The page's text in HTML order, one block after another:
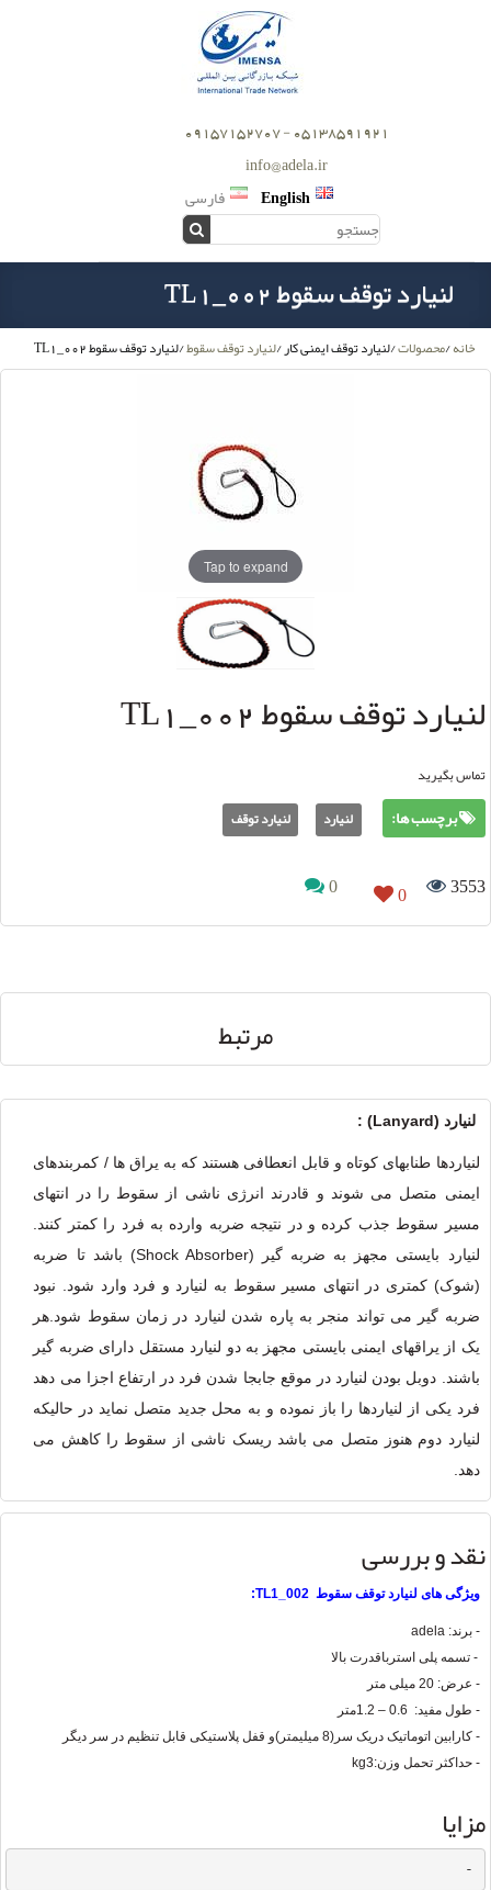
05138591921 - 09157152707
info@adela.ir
English
فارسی
لنیارد توقف سقوط TL1_002
خانه/محصولات/لنیارد توقف ایمنی کار/لنیارد توقف سقوط/لنیارد توقف سقوط TL1_002
Tap to expand
لنیارد توقف سقوط TL1_002
تماس بگیرید
برچسب ها: لنیارد لنیارد توقف
3553
0
0
مرتبط
لنيارد (Lanyard) :
لنیاردها طنابهای کوتاه و قابل انعطافی هستند که به یراق ها / کمربندهای
ایمنی متصل می شوند و قادرند انرژی ناشی از سقوط را در انتهای
مسیر سقوط جذب کرده و در نتیجه ضربه وارده به فرد را کمتر کنند.
لنیارد بایستی مجهز به ضربه گیر (Shock Absorber) باشد تا ضربه
(شوک) کمتری در انتهای مسیر سقوط به لنیارد و فرد وارد شود. نبود
ضربه گیر می تواند منجر به پاره شدن لنیارد در زمان سقوط شود.هر
یک از یراقهای ایمنی بایستی مجهز به دو لنیارد مستقل دارای ضربه گیر
باشند. دوبل بودن لنیارد در موقع جابجا شدن فرد در ارتفاع اجزا می دهد
فرد یکی از لنیاردها را باز نموده و به محل جدید متصل نماید در حالیکه
لنیارد دوم هنوز متصل می باشد ریسک ناشی از سقوط را کاهش می
دهد.
نقد و بررسی
ویژگی های لنیارد توقف سقوط TL1_002:
- برند: adela
- تسمه پلی استرباقدرت بالا
- عرض: 20 میلی متر
- طول مفید: 0.6 – 1.2متر
- کارابین اتوماتیک دریک سر(8 میلیمتر)و قفل پلاستیکی قابل تنظیم در سر دیگر
- حداکثر تحمل وزن:3
kg
مزایا
-